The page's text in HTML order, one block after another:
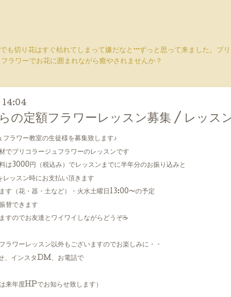
も切り花はすぐ枯れてしまって嫌だなと···ずっと思って来ました。
ラワーでお花に囲まれながら癒やされませんか？
14:04
の定額フラワーレッスン募集 / レッス
ラワー教室の生徒様を募集致します♪
でブリコラージュフラワーのレッスンです
は3000円（税込み）でレッスンまでに半年分のお振り込みと
ッスン時にお支払い頂きます
す（花・器・土など）・火水土曜日13:00〜の予定
替できます
すのでお友達とワイワイしながらどうぞ☕️
ラワーレッスン以外もございますのでお楽しみに・・
、インスタDM、お電話で
来年度HPでお知らせ致します）